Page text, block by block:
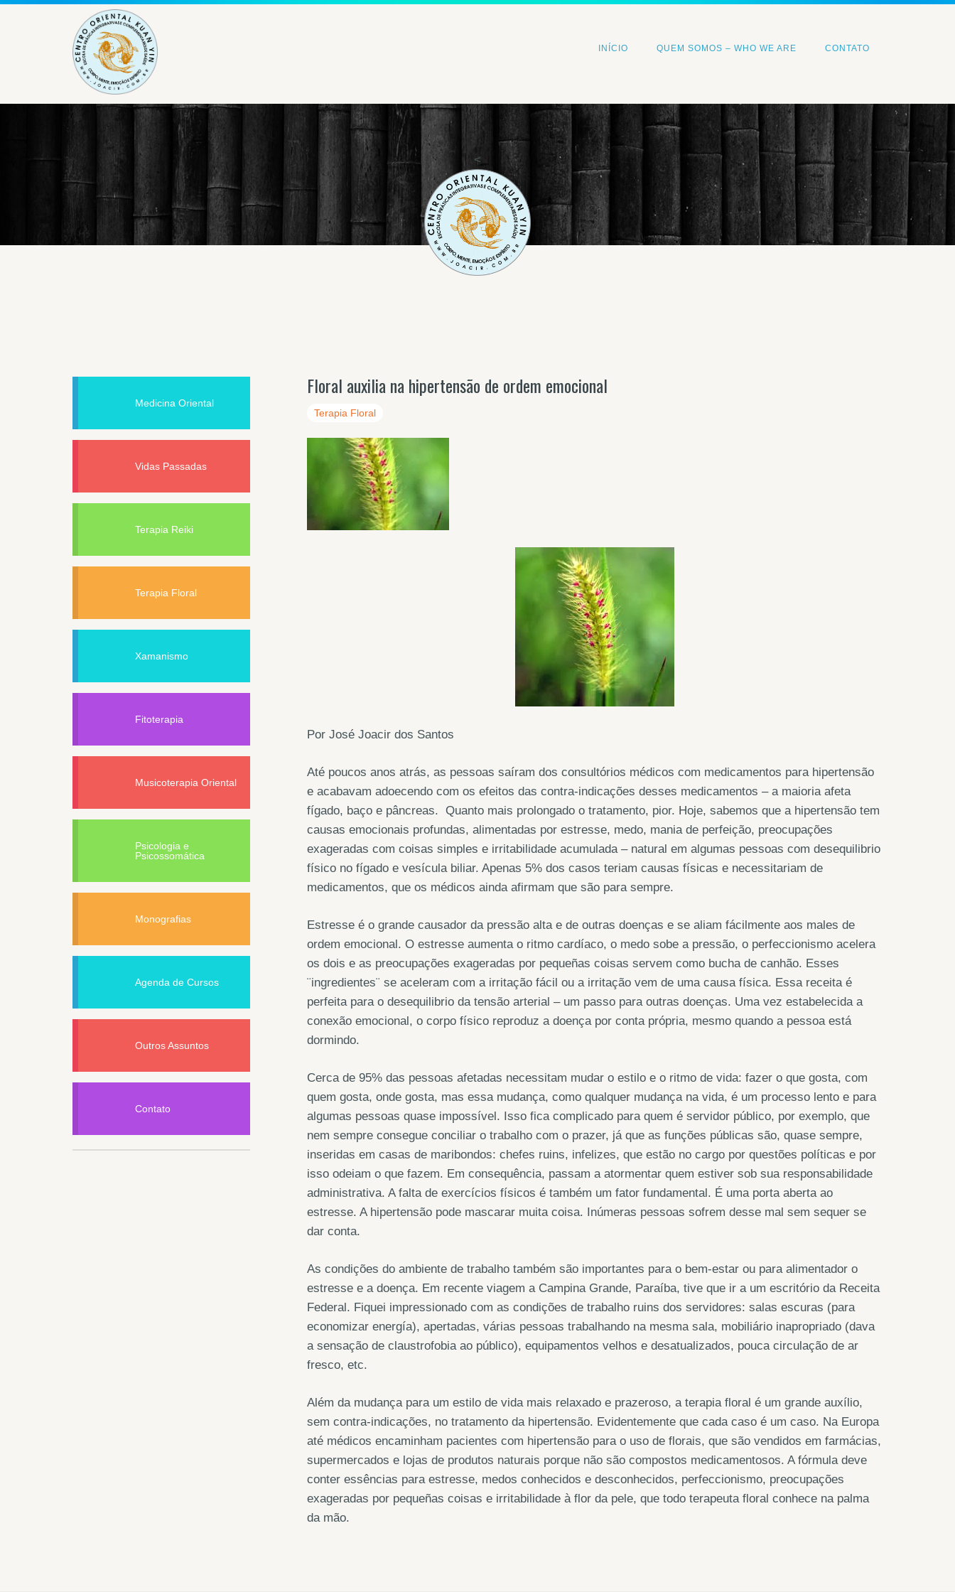
INÍCIO QUEM SOMOS – WHO WE ARE CONTATO
<
Floral auxilia na hipertensão de ordem emocional
Terapia Floral
Por José Joacir dos Santos
Até poucos anos atrás, as pessoas saíram dos consultórios médicos com medicamentos para hipertensão
e acabavam adoecendo com os efeitos das contra-indicações desses medicamentos – a maioria afeta
fígado, baço e pâncreas. Quanto mais prolongado o tratamento, pior. Hoje, sabemos que a hipertensão tem
causas emocionais profundas, alimentadas por estresse, medo, mania de perfeição, preocupações
exageradas com coisas simples e irritabilidade acumulada – natural em algumas pessoas com desequilibrio
físico no fígado e vesícula biliar. Apenas 5% dos casos teriam causas físicas e necessitariam de
medicamentos, que os médicos ainda afirmam que são para sempre.
Estresse é o grande causador da pressão alta e de outras doenças e se aliam fácilmente aos males de
ordem emocional. O estresse aumenta o ritmo cardíaco, o medo sobe a pressão, o perfeccionismo acelera
os dois e as preocupações exageradas por pequeñas coisas servem como bucha de canhão. Esses
¨ingredientes¨ se aceleram com a irritação fácil ou a irritação vem de uma causa física. Essa receita é
perfeita para o desequilibrio da tensão arterial – um passo para outras doenças. Uma vez estabelecida a
conexão emocional, o corpo físico reproduz a doença por conta própria, mesmo quando a pessoa está
dormindo.
Cerca de 95% das pessoas afetadas necessitam mudar o estilo e o ritmo de vida: fazer o que gosta, com
quem gosta, onde gosta, mas essa mudança, como qualquer mudança na vida, é um processo lento e para
algumas pessoas quase impossível. Isso fica complicado para quem é servidor público, por exemplo, que
nem sempre consegue conciliar o trabalho com o prazer, já que as funções públicas são, quase sempre,
inseridas em casas de maribondos: chefes ruins, infelizes, que estão no cargo por questões políticas e por
isso odeiam o que fazem. Em consequência, passam a atormentar quem estiver sob sua responsabilidade
administrativa. A falta de exercícios físicos é também um fator fundamental. É uma porta aberta ao
estresse. A hipertensão pode mascarar muita coisa. Inúmeras pessoas sofrem desse mal sem sequer se
dar conta.
As condições do ambiente de trabalho também são importantes para o bem-estar ou para alimentador o
estresse e a doença. Em recente viagem a Campina Grande, Paraíba, tive que ir a um escritório da Receita
Federal. Fiquei impressionado com as condições de trabalho ruins dos servidores: salas escuras (para
economizar energía), apertadas, várias pessoas trabalhando na mesma sala, mobiliário inapropriado (dava
a sensação de claustrofobia ao público), equipamentos velhos e desatualizados, pouca circulação de ar
fresco, etc.
Além da mudança para um estilo de vida mais relaxado e prazeroso, a terapia floral é um grande auxílio,
sem contra-indicações, no tratamento da hipertensão. Evidentemente que cada caso é um caso. Na Europa
até médicos encaminham pacientes com hipertensão para o uso de florais, que são vendidos em farmácias,
supermercados e lojas de produtos naturais porque não são compostos medicamentosos. A fórmula deve
conter essências para estresse, medos conhecidos e desconhecidos, perfeccionismo, preocupações
exageradas por pequeñas coisas e irritabilidade à flor da pele, que todo terapeuta floral conhece na palma
da mão.
Medicina Oriental
Vidas Passadas
Terapia Reiki
Terapia Floral
Xamanismo
Fitoterapia
Musicoterapia Oriental
Psicologia e
Psicossomática
Monografias
Agenda de Cursos
Outros Assuntos
Contato